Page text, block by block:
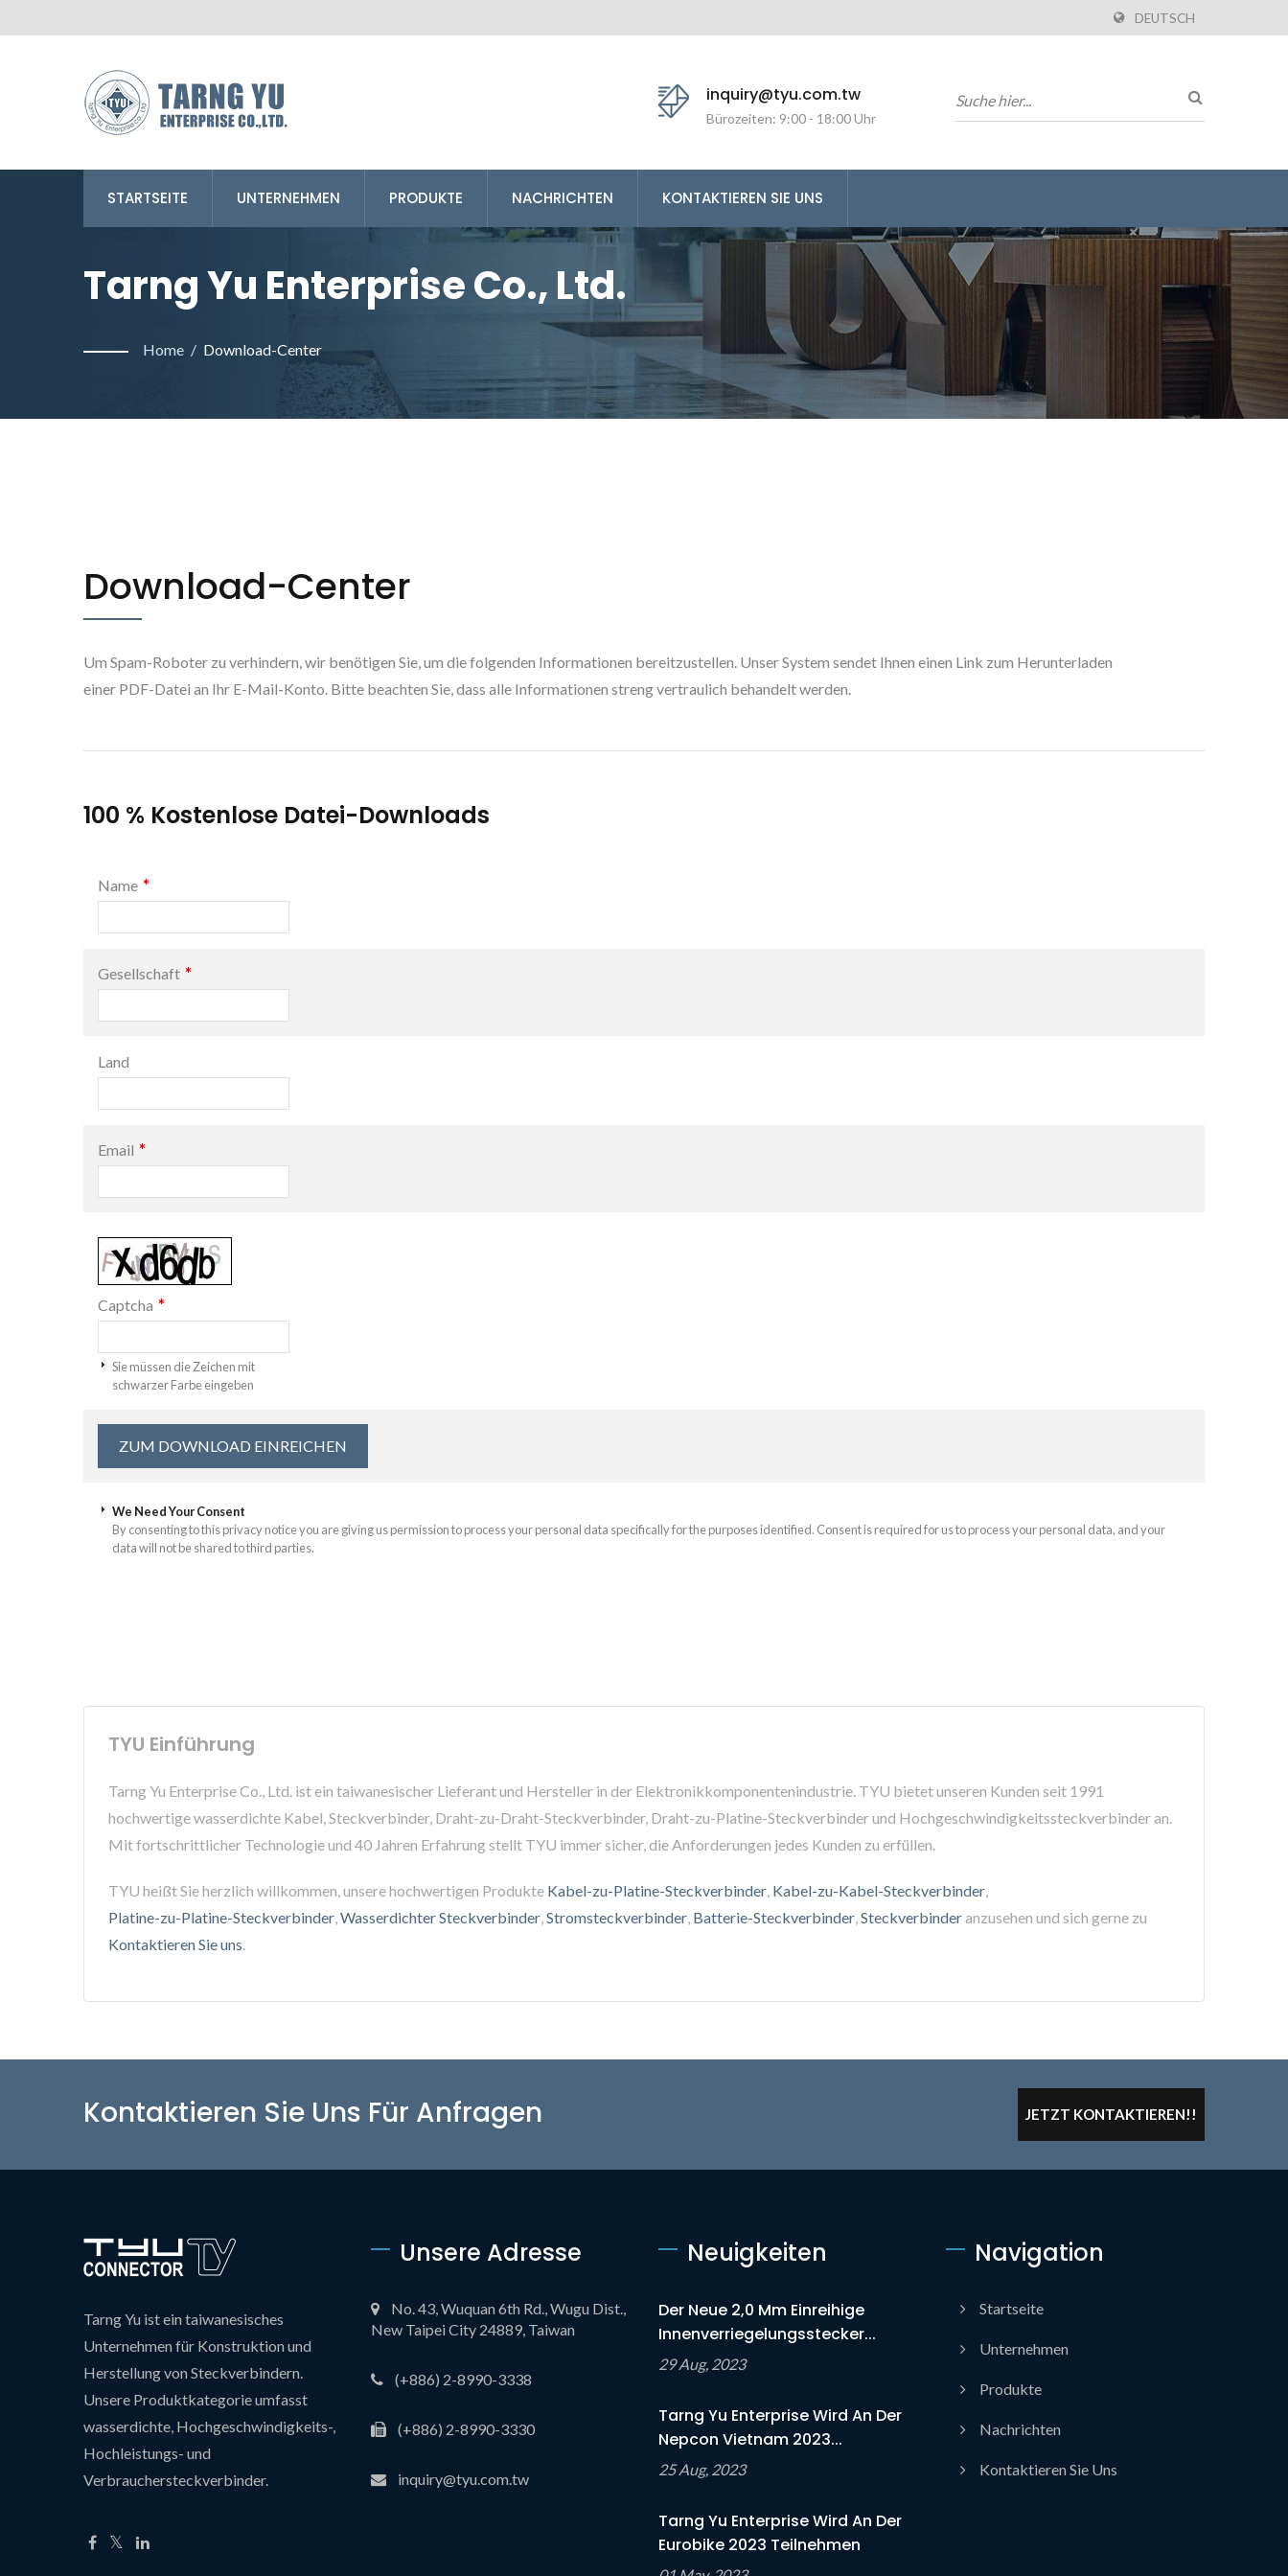
DEUTSCH
inquiry@tyu.com.tw
Bürozeiten: 9:00 - 18:00 Uhr
STARTSEITE UNTERNEHMEN PRODUKTE NACHRICHTEN KONTAKTIEREN SIE UNS
Tarng Yu Enterprise Co., Ltd.
Home / Download-Center
Download-Center
Um Spam-Roboter zu verhindern, wir benötigen Sie, um die folgenden Informationen bereitzustellen. Unser System sendet Ihnen einen Link zum Herunterladen
einer PDF-Datei an Ihr E-Mail-Konto. Bitte beachten Sie, dass alle Informationen streng vertraulich behandelt werden.
100 % Kostenlose Datei-Downloads
Name *
Gesellschaft *
Land
Email *
Captcha *
Sie müssen die Zeichen mit
schwarzer Farbe eingeben
We Need Your Consent
By consenting to this privacy notice you are giving us permission to process your personal data specifically for the purposes identified. Consent is required for us to process your personal data, and your
data will not be shared to third parties.
TYU Einführung
Tarng Yu Enterprise Co., Ltd. ist ein taiwanesischer Lieferant und Hersteller in der Elektronikkomponentenindustrie. TYU bietet unseren Kunden seit 1991
hochwertige wasserdichte Kabel, Steckverbinder, Draht-zu-Draht-Steckverbinder, Draht-zu-Platine-Steckverbinder und Hochgeschwindigkeitssteckverbinder an.
Mit fortschrittlicher Technologie und 40 Jahren Erfahrung stellt TYU immer sicher, die Anforderungen jedes Kunden zu erfüllen.
TYU heißt Sie herzlich willkommen, unsere hochwertigen Produkte Kabel-zu-Platine-Steckverbinder, Kabel-zu-Kabel-Steckverbinder,
Platine-zu-Platine-Steckverbinder,Wasserdichter Steckverbinder,Stromsteckverbinder, Batterie-Steckverbinder,Steckverbinderanzusehen und sich gerne zu
Kontaktieren Sie uns.
Kontaktieren Sie Uns Für Anfragen JETZT KONTAKTIEREN!!
Tarng Yu ist ein taiwanesisches
Unternehmen für Konstruktion und
Herstellung von Steckverbindern.
Unsere Produktkategorie umfasst
wasserdichte, Hochgeschwindigkeits-,
Hochleistungs- und
Verbrauchersteckverbinder.
Unsere Adresse
No. 43, Wuquan 6th Rd., Wugu Dist.,
New Taipei City 24889, Taiwan
(+886) 2-8990-3338
(+886) 2-8990-3330
inquiry@tyu.com.tw
Neuigkeiten
Der Neue 2,0 Mm Einreihige
Innenverriegelungsstecker...
29 Aug, 2023
Tarng Yu Enterprise Wird An Der
Nepcon Vietnam 2023...
25 Aug, 2023
Tarng Yu Enterprise Wird An Der
Eurobike 2023 Teilnehmen
Navigation
Startseite
Unternehmen
Produkte
Nachrichten
Kontaktieren Sie Uns